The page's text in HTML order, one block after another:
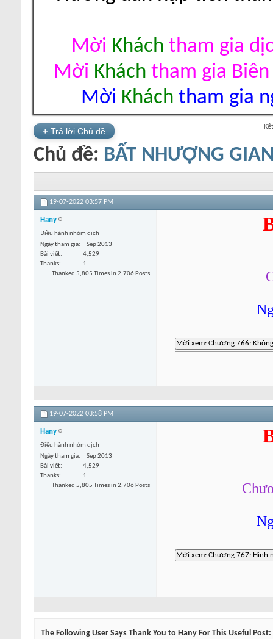
Mời Khách tham gia
Mời Khách tham gia
Mời Khách tham gia
+ Trả lời Chủ đề
Chủ đề: BẤT NHƯỢNG
19-07-2022 03:57 PM
Hany
Điều hành nhóm dịch
Ngày tham gia
Sep 2013
Bài viết
4,529
Thanks
1
Thanked 5,805 Times in 2,706 Posts
19-07-2022 03:58 PM
Hany
Điều hành nhóm dịch
Ngày tham gia
Sep 2013
Bài viết
4,529
Thanks
1
Thanked 5,805 Times in 2,706 Posts
The Following User Says Thank You to Hany For This Useful Post: